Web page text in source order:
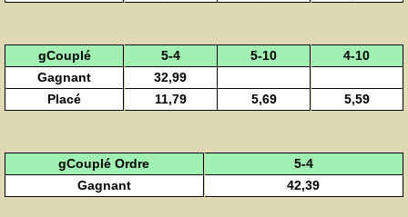
gCouplé 5-4 5-10
4-10
Gagnant
32,99
Placé
11,79 5,69 5,59
gCouplé Ordre
5-4
Gagnant
42,39